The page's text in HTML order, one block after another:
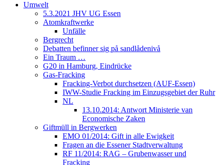
Umwelt
5.3.2021 JHV UG Essen
Atomkraftwerke
Unfälle
Bergrecht
Debatten befinner sig på sandlådenivå
Ein Traum …
G20 in Hamburg, Eindrücke
Gas-Fracking
Fracking-Verbot durchsetzen (AUF-Essen)
IWW-Studie Fracking im Einzugsgebiet der Ruhr
NL
13.10.2014: Antwort Ministerie van
Economische Zaken
Giftmüll in Bergwerken
EMO 01/2014: Gift in alle Ewigkeit
Fragen an die Essener Stadtverwaltung
RF 11/2014: RAG – Grubenwasser und
Fracking